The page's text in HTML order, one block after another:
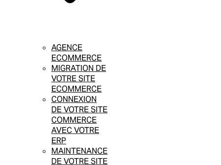
AGENCE
ECOMMERCE
MIGRATION DE
VOTRE SITE
ECOMMERCE
CONNEXION
DE VOTRE SITE
COMMERCE
AVEC VOTRE
ERP
MAINTENANCE
DE VOTRE SITE